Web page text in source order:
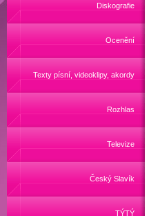
Diskografie
Ocenění
Texty písní, videoklipy, akordy
Rozhlas
Televize
Český Slavík
TÝTÝ